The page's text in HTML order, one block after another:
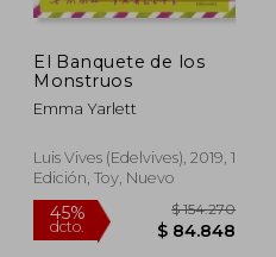
El Banquete de los
Monstruos
Emma Yarlett
Luis Vives (Edelvives), 2019, 1
Edición, Toy, Nuevo